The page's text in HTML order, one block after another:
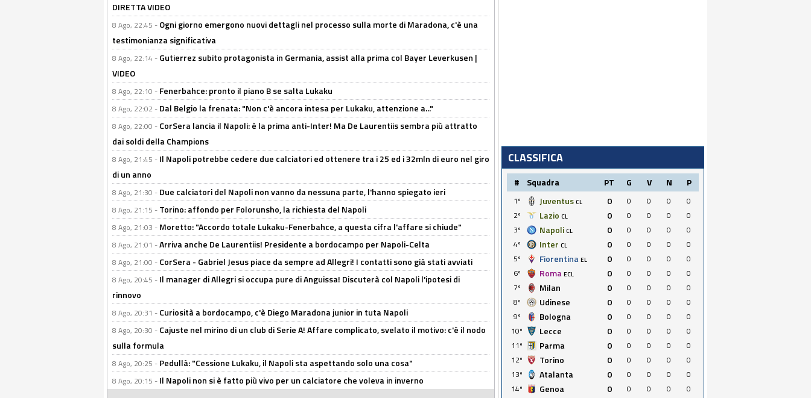
DIRETTA VIDEO
8 Ago, 22:45 - Ogni giorno emergono nuovi dettagli nel processo sulla morte di Maradona, c'è una
testimonianza significativa
8 Ago, 22:14 - Gutierrez subito protagonista in Germania, assist alla prima col Bayer Leverkusen |
VIDEO
8 Ago, 22:10 - Fenerbahce: pronto il piano B se salta Lukaku
8 Ago, 22:02 - Dal Belgio la frenata: "Non c'è ancora intesa per Lukaku, attenzione a..."
8 Ago, 22:00 - CorSera lancia il Napoli: è la prima anti-Inter! Ma De Laurentiis sembra più attratto
dai soldi della Champions
8 Ago, 21:45 - Il Napoli potrebbe cedere due calciatori ed ottenere tra i 25 ed i 32mln di euro nel giro
di un anno
8 Ago, 21:30 - Due calciatori del Napoli non vanno da nessuna parte, l'hanno spiegato ieri
8 Ago, 21:15 - Torino: affondo per Folorunsho, la richiesta del Napoli
8 Ago, 21:03 - Moretto: "Accordo totale Lukaku-Fenerbahce, a questa cifra l'affare si chiude"
8 Ago, 21:01 -Arriva anche De Laurentiis! Presidente a bordocampo per Napoli-Celta
8 Ago, 21:00 - CorSera - Gabriel Jesus piace da sempre ad Allegri! I contatti sono già stati avviati
8 Ago, 20:45 - Il manager di Allegri si occupa pure di Anguissa! Discuterà col Napoli l'ipotesi di
rinnovo
8 Ago, 20:31 - Curiosità a bordocampo, c'è Diego Maradona junior in tuta Napoli
8 Ago, 20:30 - Cajuste nel mirino di un club di Serie A! Affare complicato, svelato il motivo: c'è il nodo
sulla formula
8 Ago, 20:25 - Pedullà: "Cessione Lukaku, il Napoli sta aspettando solo una cosa"
8 Ago, 20:15 - Il Napoli non si è fatto più vivo per un calciatore che voleva in inverno
CLASSIFICA
# Squadra PT G V N P
1º Juventus CL 0 0 0 0
0
2º
Lazio CL 0 0 0 0
0
3º
Napoli CL 0 0 0 0
0
4º
Inter CL 0 0 0 0
0
5º
Fiorentina EL 0 0 0 0
0
6º
Roma ECL 0 0 0 0
0
7º
Milan 0 0 0 0
0
8º
Udinese 0 0 0 0
0
9º
Bologna 0 0 0 0
0
10º
Lecce 0 0 0 0
0
11º
Parma 0 0 0 0
0
12º
Torino 0 0 0 0
0
13º
Atalanta 0 0 0 0
0
14º
Genoa 0 0 0 0
0